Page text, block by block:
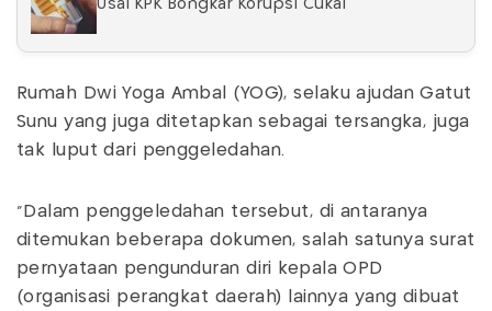
Usai KPK Bongkar Korupsi Cukai
Rumah Dwi Yoga Ambal (YOG), selaku ajudan Gatut
Sunu yang juga ditetapkan sebagai tersangka, juga
tak luput dari penggeledahan.
“Dalam penggeledahan tersebut, di antaranya
ditemukan beberapa dokumen, salah satunya surat
pernyataan pengunduran diri kepala OPD
(organisasi perangkat daerah) lainnya yang dibuat